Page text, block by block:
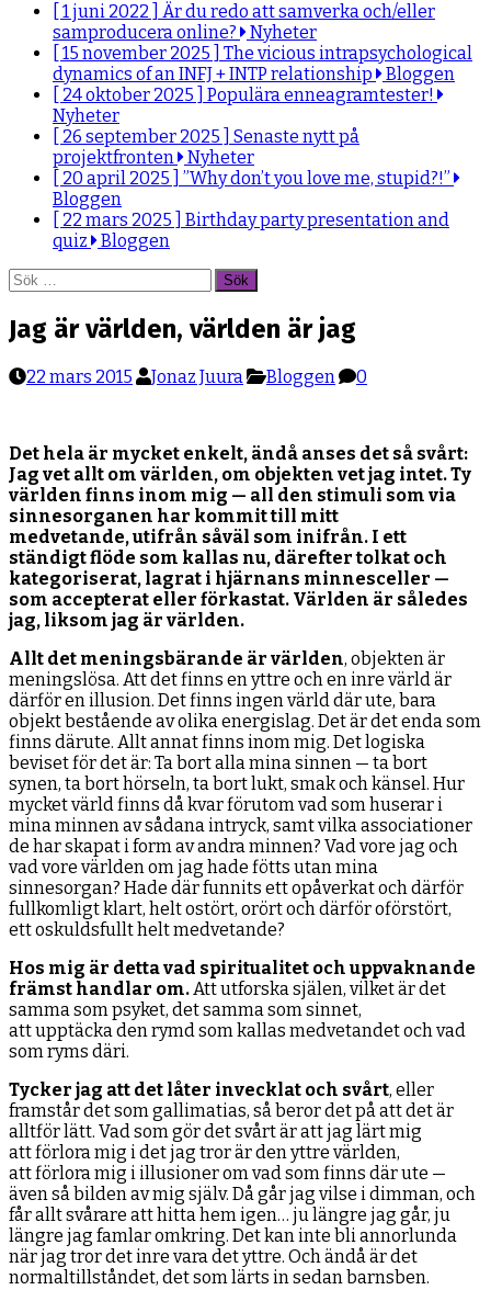
[ 1 juni 2022 ] Är du redo att samverka och/eller
samproducera online?
Nyheter
[ 15 november 2025 ] The vicious intrapsychological
dynamics of an INFJ + INTP relationship
Bloggen
[ 24 oktober 2025 ] Populära enneagramtester!
Nyheter
[ 26 september 2025 ] Senaste nytt på
projektfronten
Nyheter
[ 20 april 2025 ] ”Why don’t you love me, stupid?!”
Bloggen
[ 22 mars 2025 ] Birthday party presentation and
quiz
Bloggen
Sök
efter:
Jag är världen, världen är jag
22 mars 2015 Jonaz Juura Bloggen 0
Det hela är mycket enkelt, ändå anses det så svårt:
Jag vet allt om världen, om objekten vet jag intet. Ty
världen finns inom mig — all den stimuli som via
sinnesorganen har kommit till mitt
medvetande, utifrån såväl som inifrån. I ett
ständigt flöde som kallas nu, därefter tolkat och
kategoriserat, lagrat i hjärnans minnesceller —
som accepterat eller förkastat. Världen är således
jag, liksom jag är världen.
Allt det meningsbärande är världen, objekten är
meningslösa. Att det finns en yttre och en inre värld är
därför en illusion. Det finns ingen värld där ute, bara
objekt bestående av olika energislag. Det är det enda som
finns därute. Allt annat finns inom mig. Det logiska
beviset för det är: Ta bort alla mina sinnen — ta bort
synen, ta bort hörseln, ta bort lukt, smak och känsel. Hur
mycket värld finns då kvar förutom vad som huserar i
mina minnen av sådana intryck, samt vilka associationer
de har skapat i form av andra minnen? Vad vore jag och
vad vore världen om jag hade fötts utan mina
sinnesorgan? Hade där funnits ett opåverkat och därför
fullkomligt klart, helt ostört, orört och därför oförstört,
ett oskuldsfullt helt medvetande?
Hos mig är detta vad spiritualitet och uppvaknande
främst handlar om.Att utforska själen, vilket är det
samma som psyket, det samma som sinnet,
att upptäcka den rymd som kallas medvetandet och vad
som ryms däri.
Tycker jag att det låter invecklat och svårt, eller
framstår det som gallimatias, så beror det på att det är
alltför lätt. Vad som gör det svårt är att jag lärt mig
att förlora mig i det jag tror är den yttre världen,
att förlora mig i illusioner om vad som finns där ute —
även så bilden av mig själv. Då går jag vilse i dimman, och
får allt svårare att hitta hem igen… ju längre jag går, ju
längre jag famlar omkring. Det kan inte bli annorlunda
när jag tror det inre vara det yttre. Och ändå är det
normaltillståndet, det som lärts in sedan barnsben.